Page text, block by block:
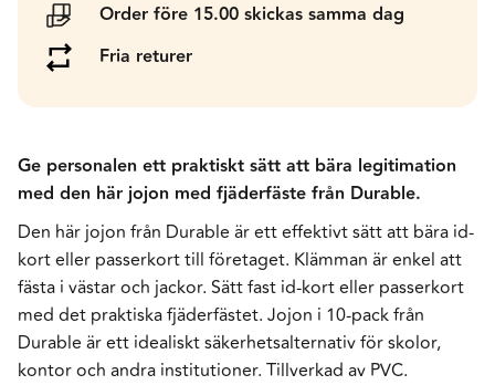
Order före 15.00 skickas samma dag
Fria returer
Ge personalen ett praktiskt sätt att bära legitimation
med den här jojon med fjäderfäste från Durable.
Den här jojon från Durable är ett effektivt sätt att bära id-
kort eller passerkort till företaget. Klämman är enkel att
fästa i västar och jackor. Sätt fast id-kort eller passerkort
med det praktiska fjäderfästet. Jojon i 10-pack från
Durable är ett idealiskt säkerhetsalternativ för skolor,
kontor och andra institutioner. Tillverkad av PVC.